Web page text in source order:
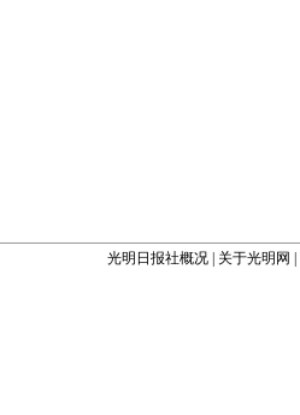
光明日报社概况 关于光明网